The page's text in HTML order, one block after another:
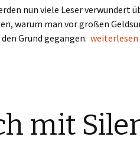
nun viele Leser verwundert
warum man vor großen
Grund gegangen. Keine Angst
weiterlesen
mit